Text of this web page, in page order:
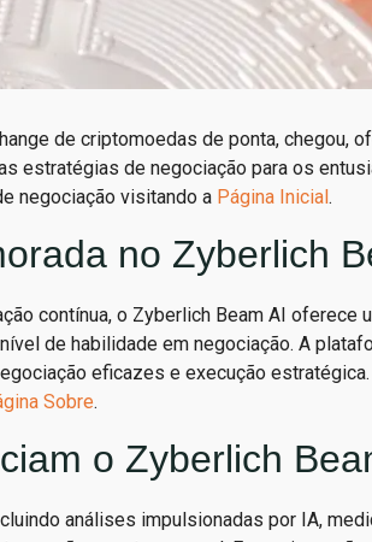
de criptomoedas de ponta, chegou,
estratégias de negociação para os
negociação visitando a Página Inicial.
no Zyberlich
contínua, o Zyberlich Beam AI oferece
de habilidade em negociação. A
eficazes e execução
Sobre.
o Zyberlich
análises impulsionadas por IA,